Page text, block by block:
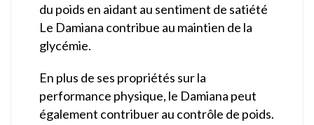
du poids en aidant au sentiment de satiété
Le Damiana contribue au maintien de la
glycémie.
En plus de ses propriétés sur la
performance physique, le Damiana peut
également contribuer au contrôle de poids.